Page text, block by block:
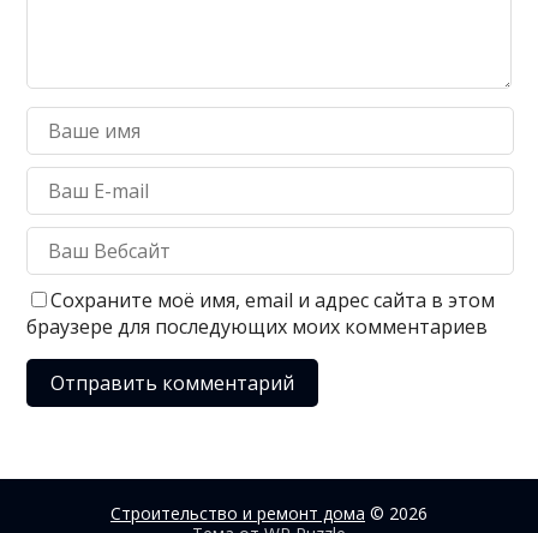
Сохраните моё имя, email и адрес сайта в этом
браузере для последующих моих комментариев
Строительство и ремонт дома © 2026